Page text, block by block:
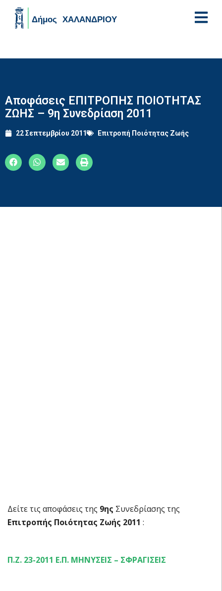
Αποφάσεις ΕΠΙΤΡΟΠΗΣ ΠΟΙΟΤΗΤΑΣ
ΖΩΗΣ – 9η Συνεδρίαση 2011
22 Σεπτεμβρίου 2011 Επιτροπή Ποιότητας Ζωής
Δείτε τις αποφάσεις της 9ης Συνεδρίασης της
Επιτροπής Ποιότητας Ζωής 2011 :
Π.Ζ. 23-2011 Ε.Π. ΜΗΝΥΣΕΙΣ – ΣΦΡΑΓΙΣΕΙΣ